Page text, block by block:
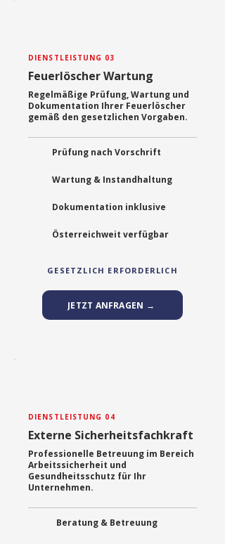
DIENSTLEISTUNG 03
Feuerlöscher Wartung
Regelmäßige Prüfung, Wartung und
Dokumentation Ihrer Feuerlöscher
gemäß den gesetzlichen Vorgaben.
Prüfung nach Vorschrift
Wartung & Instandhaltung
Dokumentation inklusive
Österreichweit verfügbar
GESETZLICH ERFORDERLICH
JETZT ANFRAGEN →
DIENSTLEISTUNG 04
Externe Sicherheitsfachkraft
Professionelle Betreuung im Bereich
Arbeitssicherheit und
Gesundheitsschutz für Ihr
Unternehmen.
Beratung & Betreuung